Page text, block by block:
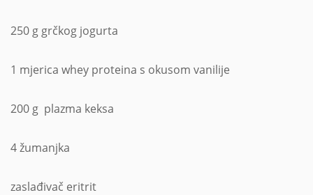
250 g grčkog jogurta
1 mjerica whey proteina s okusom vanilije
200 g plazma keksa
4 žumanjka
zaslađivač eritrit